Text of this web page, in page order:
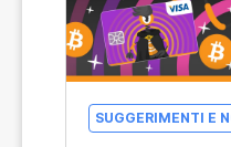
SUGGERIMENTI E